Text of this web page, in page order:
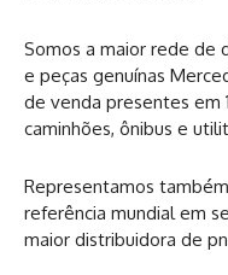
Somos a maior rede de
e peças genuínas
de venda presentes em
caminhões, ônibus e
Representamos
referência mundial em
maior distribuidora de